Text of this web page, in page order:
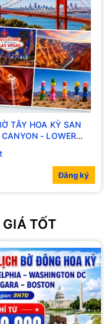
HOA KỲ SAN
- LOWER
Đăng ký
GIÁ TỐT